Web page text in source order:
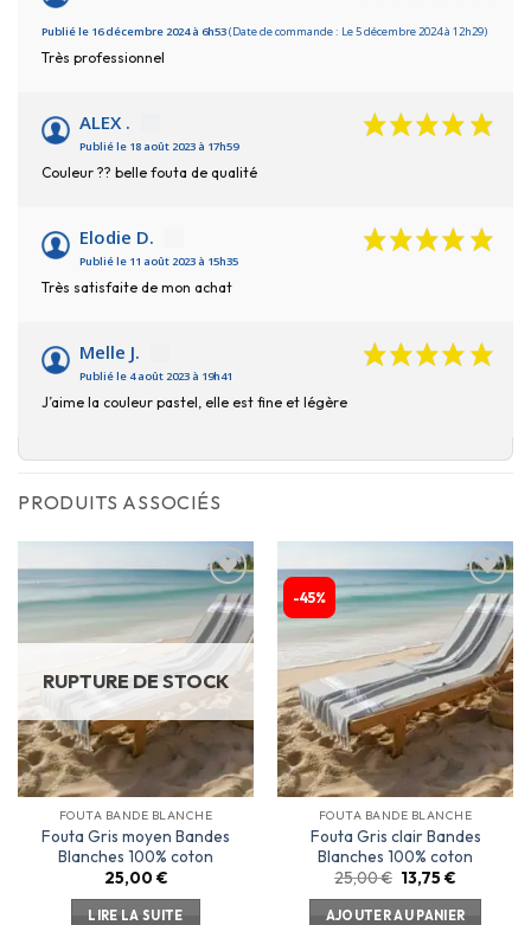
Publié le 16 décembre 2024 à 6h53(Date de commande : Le 5 décembre 2024 à 12h29)
Très professionnel
ALEX .
Publié le 18 août 2023 à 17h59
Couleur ?? belle fouta de qualité
Elodie D.
Publié le 11 août 2023 à 15h35
Très satisfaite de mon achat
Melle J.
Publié le 4 août 2023 à 19h41
J’aime la couleur pastel, elle est fine et légère
PRODUITS ASSOCIÉS
Ajouter
à la
liste
RUPTURE DE STOCK
FOUTA BANDE BLANCHE
Fouta Gris moyen Bandes
Blanches 100% coton
25,00 €
LIRE LA SUITE
-45%
Ajouter
à la
liste
d’envies
FOUTA BANDE BLANCHE
Fouta Gris clair Bandes
Blanches 100% coton
25,00€ 13,75€
AJOUTER AU PANIER